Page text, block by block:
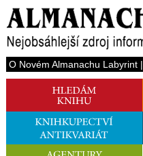
O Novém Almanachu Labyrint|